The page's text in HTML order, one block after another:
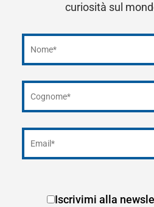
curiosità sul
Iscrivimi alla